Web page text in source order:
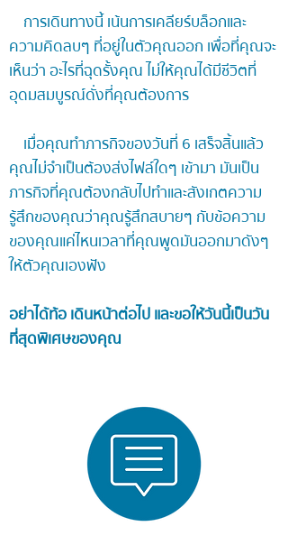
การเดินทางนี้ เน้นการเคลียร์บล็อกและ
ความคิดลบๆ ที่อยู่ในตัวคุณออก เพื่อที่คุณจะ
เห็นว่าอะไรที่ฉุดรั้งคุณ ไม่ให้คุณได้มีชีวิตที่
อุดมสมบูรณ์ดั่งที่คุณต้องการ
เมื่อคุณทำภารกิจของวันที่ 6 เสร็จสิ้นแล้ว
คุณไม่จำเป็นต้องส่งไฟล์ใดๆ เข้ามา มันเป็น
ภารกิจที่คุณต้องกลับไปทำและสังเกตความ
รู้สึกของคุณว่าคุณรู้สึกสบายๆ กับข้อความ
ของคุณแค่ไหนเวลาที่คุณพูดมันออกมาดังๆ
ให้ตัวคุณเองฟัง
อย่าได้ท้อ เดินหน้าต่อไป และขอให้วันนี้เป็นวัน
ที่สุดพิเศษของคุณ